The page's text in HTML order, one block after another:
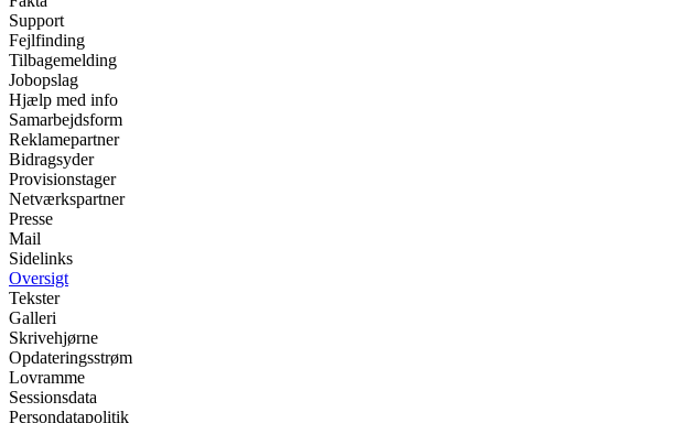
Support
Fejlfinding
Tilbagemelding
Jobopslag
Hjælp med info
Samarbejdsform
Reklamepartner
Bidragsyder
Provisionstager
Netværkspartner
Presse
Mail
Sidelinks
Oversigt
Tekster
Galleri
Skrivehjørne
Opdateringsstrøm
Lovramme
Sessionsdata
Persondatapolitik